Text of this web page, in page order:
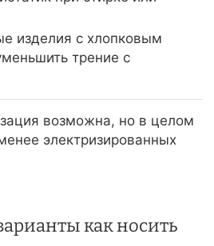
изделия с хлопковым
трение с
возможна, но в целом
электризированных
как носить